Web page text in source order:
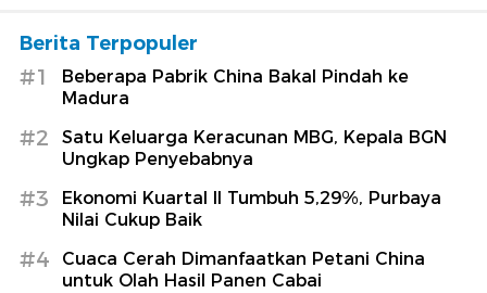
Berita Terpopuler
#1
Beberapa Pabrik China Bakal Pindah ke
Madura
#2
Satu Keluarga Keracunan MBG, Kepala BGN
Ungkap Penyebabnya
#3
Ekonomi Kuartal II Tumbuh 5,29%, Purbaya
Nilai Cukup Baik
#4
Cuaca Cerah Dimanfaatkan Petani China
untuk Olah Hasil Panen Cabai